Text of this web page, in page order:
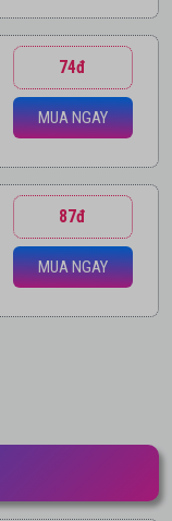
74đ
MUA NGAY
87đ
MUA NGAY